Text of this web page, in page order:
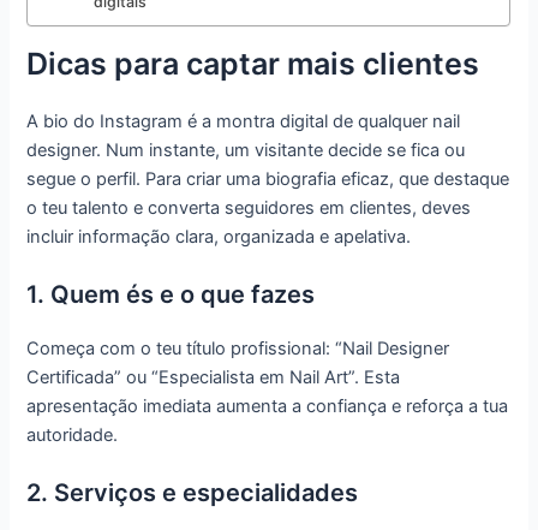
Dicas para captar mais clientes
A bio do Instagram é a montra digital de qualquer nail
designer. Num instante, um visitante decide se fica ou
segue o perfil. Para criar uma biografia eficaz, que destaque
o teu talento e converta seguidores em clientes, deves
incluir informação clara, organizada e apelativa.
1. Quem és e o que fazes
Começa com o teu título profissional: “Nail Designer
Certificada” ou “Especialista em Nail Art”. Esta
apresentação imediata aumenta a confiança e reforça a tua
autoridade.
2. Serviços e especialidades